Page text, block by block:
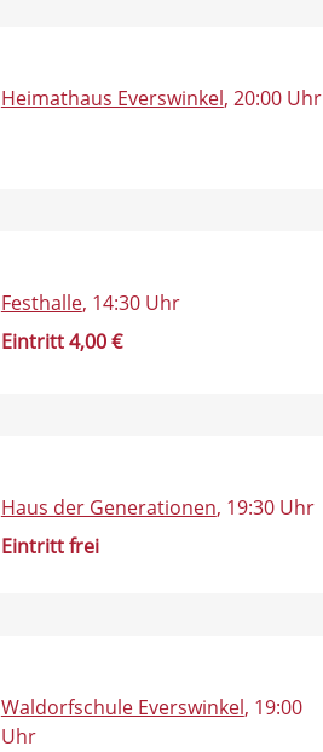
Heimathaus Everswinkel, 20:00 Uhr
Festhalle, 14:30 Uhr
Eintritt 4,00 €
Haus der Generationen, 19:30 Uhr
Eintritt frei
Waldorfschule Everswinkel, 19:00
Uhr